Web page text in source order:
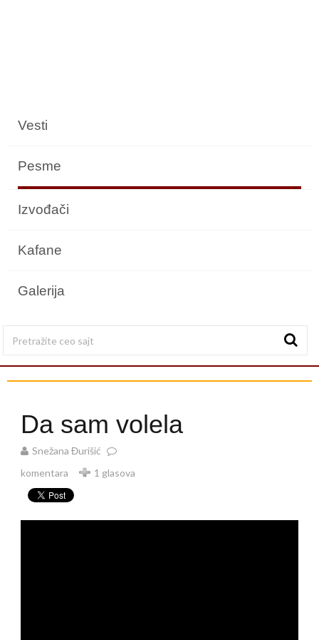
Vesti
Pesme
Izvođači
Kafane
Galerija
Da sam volela
Snežana Đurišić
komentara
1 glasova